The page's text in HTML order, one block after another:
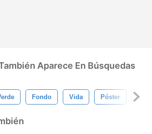
Aparece En Búsquedas
Fondo Vida Póster